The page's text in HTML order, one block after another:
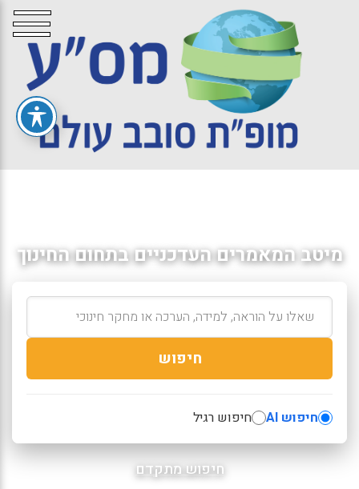
מיטב המאמרים העדכניים בתחום החינוך
חיפוש
חיפוש AI חיפוש רגיל
חיפוש מתקדם